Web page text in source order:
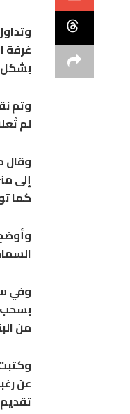
غرفة
بشكل
وتم
لم
وقال
إلى
كما
وفي
بسحب
من
عن